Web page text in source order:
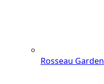
Rosseau Garden